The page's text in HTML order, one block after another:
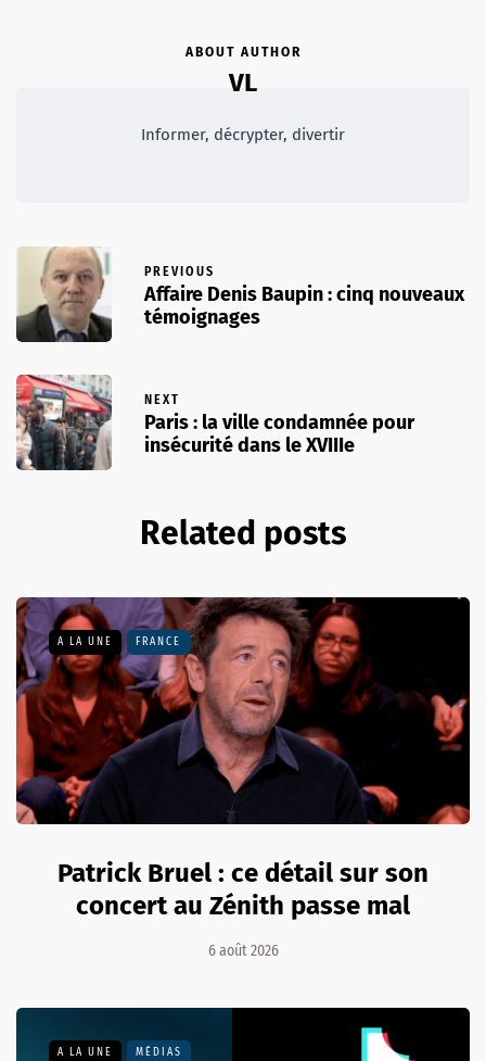
ABOUT AUTHOR
VL
Informer, décrypter, divertir
PREVIOUS
Affaire Denis Baupin : cinq nouveaux
témoignages
NEXT
Paris : la ville condamnée pour
insécurité dans le XVIIIe
Related posts
A LA UNE FRANCE
Patrick Bruel : ce détail sur son
concert au Zénith passe mal
6 août 2026
A LA UNE MÉDIAS